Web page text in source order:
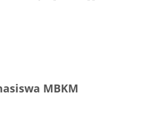
MBKM